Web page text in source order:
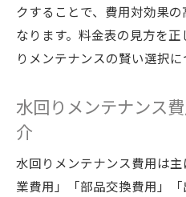
クすることで、費用対効果
なります。料金表の見方を
りメンテナンスの賢い選択に
水回りメンテナンス
介
水回りメンテナンス費用は
業費用」「部品交換費用」